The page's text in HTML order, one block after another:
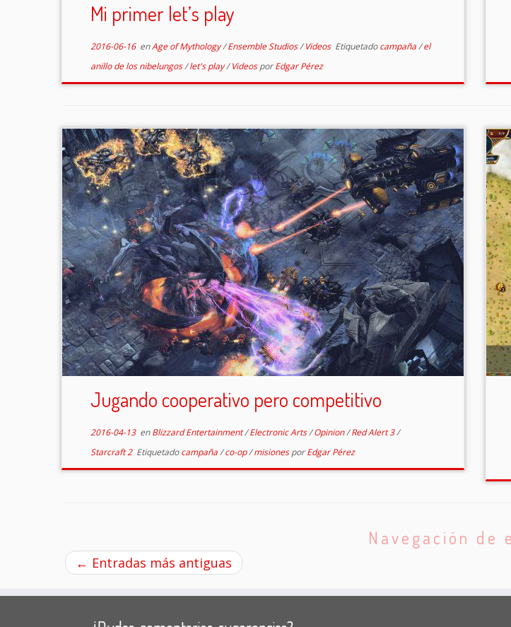
Mi primer let’s play
2016-06-16enAge of Mythology/Ensemble Studios/Videos Etiquetadocampaña/el
anillo de los nibelungos/let's play/VideosporEdgar Pérez
Jugando cooperativo pero competitivo
2016-04-13enBlizzard Entertainment/Electronic Arts/Opinion/Red Alert 3/
Starcraft 2 Etiquetadocampaña/co-op/misionesporEdgar Pérez
Navegación de
← Entradas más antiguas